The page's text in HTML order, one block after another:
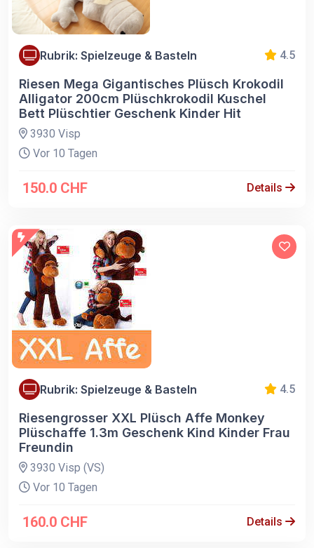
Rubrik: Spielzeuge & Basteln 4.5
Riesen Mega Gigantisches Plüsch Krokodil
Alligator 200cm Plüschkrokodil Kuschel
Bett Plüschtier Geschenk Kinder Hit
3930 Visp
Vor 10 Tagen
150.0 CHF Details
Rubrik: Spielzeuge & Basteln 4.5
Riesengrosser XXL Plüsch Affe Monkey
Plüschaffe 1.3m Geschenk Kind Kinder Frau
Freundin
3930 Visp (VS)
Vor 10 Tagen
160.0 CHF Details